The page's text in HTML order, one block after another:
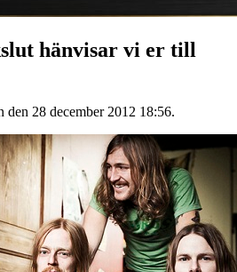
hänvisar vi er till
den 28 december 2012 18:56.